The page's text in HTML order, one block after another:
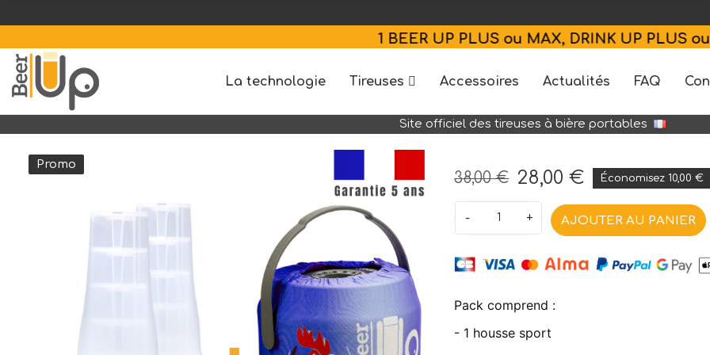
1 BEER UP PLUS ou MAX, DRINK UP PLUS ou
La technologie Tireuses Accessoires Actualités FAQ
Site officiel des tireuses à bière portables
Promo
38,00 € 28,00 € Économisez 10,00 €
- + AJOUTER AU PANIER
Pack comprend :
- 1 housse sport